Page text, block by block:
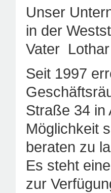
Unser
in der
Vater
Seit 1997
Straße 34
Möglichkeit
beraten zu
Es steht
zur